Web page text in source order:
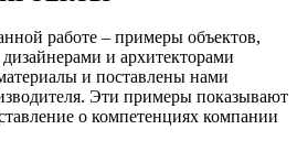
работе – примеры объектов,
и архитекторами
и поставлены нами
Эти примеры показывают
о компетенциях компании